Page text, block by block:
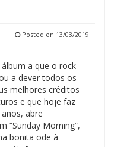
Posted on 13/03/2019
álbum a que o rock
a dever todos os
melhores créditos
e que hoje faz
abre
“Sunday Morning”,
bonita ode à